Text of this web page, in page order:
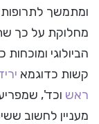
ומתמשך לתרופות
מחלוקת על כך
הביולוגי
קשות כדוגמא
ראש וכד',
מעניין לחשוב